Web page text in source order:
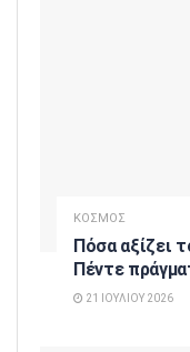
ΚΟΣΜΟΣ
Πόσα αξίζει
Πέντε
21 ΙΟΥΛΊΟΥ 2026